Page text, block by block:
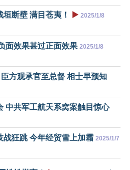
断壁 满目苍夷！ ▶️ 2025/1/8
面效果甚过正面效果 2025/1/8
方观承官至总督 相士早预知
中共军工航天系窝案触目惊心
狂跳 今年经贸雪上加霜 2025/1/7